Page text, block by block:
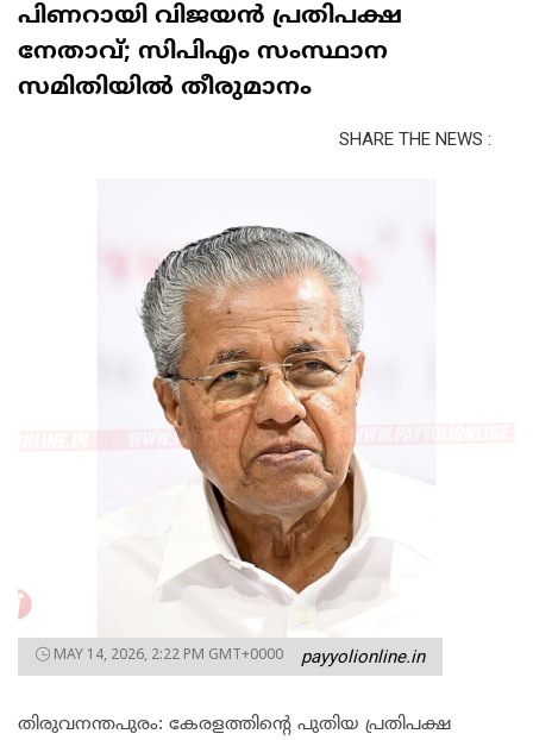
പിണറായി വിജയൻ പ്രതിപക്ഷ
നേതാവ്; സിപിഎം സംസ്ഥാന
സമിതിയിൽ തീരുമാനം
SHARE THE NEWS :
MAY 14, 2026, 2:22 PM GMT+0000 payyolionline.in
തിരുവനന്തപുരം: കേരളത്തിന്റെ പുതിയ പ്രതിപക്ഷ